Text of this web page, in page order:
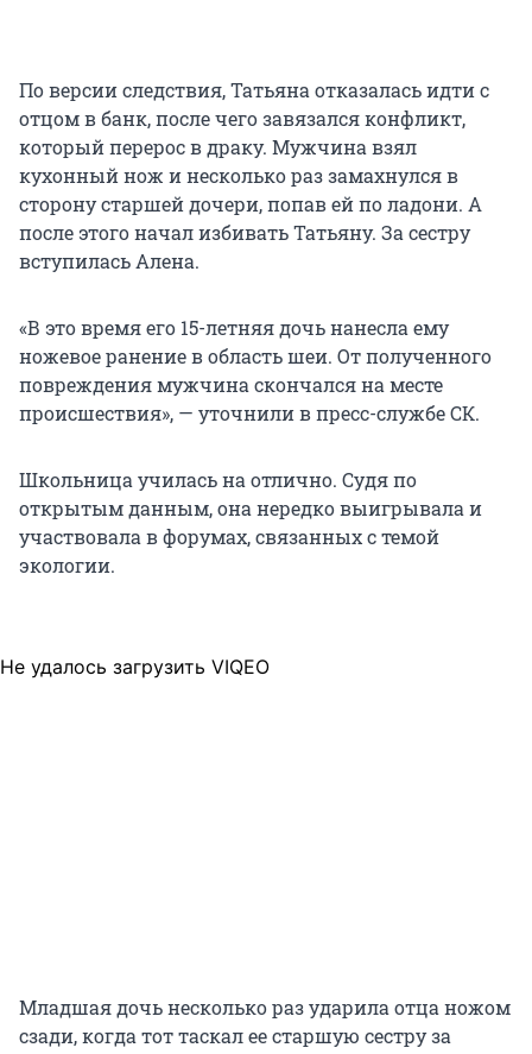
По версии следствия, Татьяна отказалась идти с
отцом в банк, после чего завязался конфликт,
который перерос в драку. Мужчина взял
кухонный нож и несколько раз замахнулся в
сторону старшей дочери, попав ей по ладони. А
после этого начал избивать Татьяну. За сестру
вступилась Алена.
«В это время его 15-летняя дочь нанесла ему
ножевое ранение в область шеи. От полученного
повреждения мужчина скончался на месте
происшествия», — уточнили в пресс-службе СК.
Школьница училась на отлично. Судя по
открытым данным, она нередко выигрывала и
участвовала в форумах, связанных с темой
экологии.
Не удалось загрузить VIQEO
Младшая дочь несколько раз ударила отца ножом
сзади, когда тот таскал ее старшую сестру за